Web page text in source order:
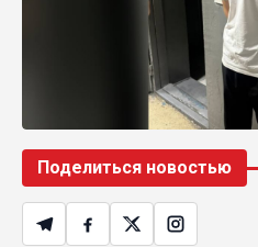
Поделиться новостью